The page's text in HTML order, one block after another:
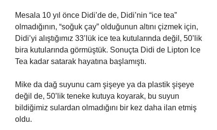
Mesala 10 yıl önce Didi’de de, Didi’nin “ice tea”
olmadığının, “soğuk çay” olduğunun altını çizmek için,
Didi’yi alıştığımız 33’lük ice tea kutularında değil, 50’lik
bira kutularında görmüştük. Sonuçta Didi de Lipton Ice
Tea kadar satarak hayatına başlamıştı.
Mike da dağ suyunu cam şişeye ya da plastik şişeye
değil de, 50’lik teneke kutuya koyarak, bu suyun
bildiğimiz sulardan olmadığını bir kez daha ilan etmiş
oldu.